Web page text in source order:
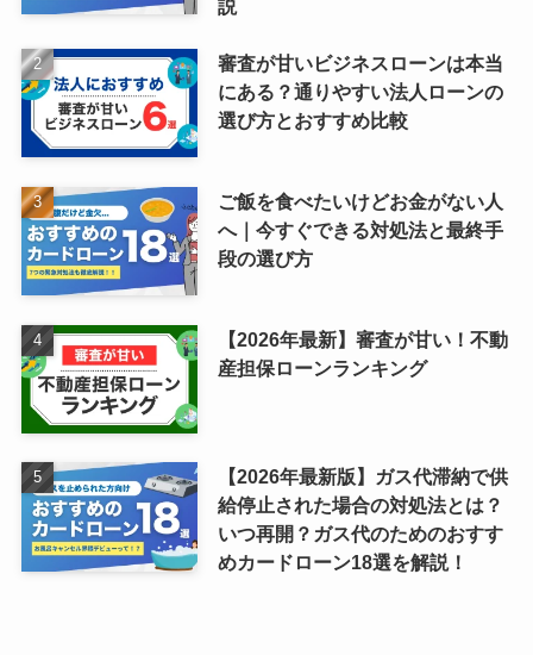
説
審査が甘いビジネスローンは本当
にある？通りやすい法人ローンの
選び方とおすすめ比較
ご飯を食べたいけどお金がない人
へ｜今すぐできる対処法と最終手
段の選び方
【2026年最新】審査が甘い！不動
産担保ローンランキング
【2026年最新版】ガス代滞納で供
給停止された場合の対処法とは？
いつ再開？ガス代のためのおすす
めカードローン18選を解説！